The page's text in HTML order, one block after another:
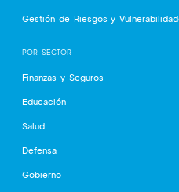
Gestión de Riesgos y
POR SECTOR
Finanzas y Seguros
Educación
Salud
Defensa
Gobierno